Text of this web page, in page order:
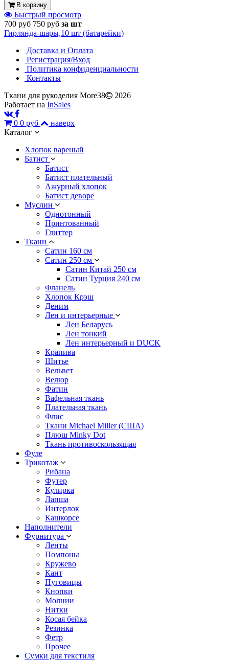
В корзину
Быстрый просмотр
700 руб 750 руб за шт
Гирлянда-шары,10 шт (батарейки)
Доставка и Оплата
Регистрация/Вход
Политика конфиденциальности
Контакты
Ткани для рукоделия More38
2026
Работает на InSales
0 0 руб
наверх
Каталог
Хлопок вареный
Батист
Батист
Батист плательный
Ажурный хлопок
Батист деворе
Муслин
Однотонный
Принтованный
Глиттер
Ткани
Сатин 160 см
Сатин 250 см
Сатин Китай 250 см
Сатин Турция 240 см
Фланель
Хлопок Крэш
Деним
Лен и интерьерные
Лен Беларусь
Лен тонкий
Лен интерьерный и DUCK
Крапива
Шитье
Вельвет
Велюр
Фатин
Вафельная ткань
Плательная ткань
Флис
Ткани Michael Miller (США)
Плюш Minky Dot
Ткань противоскользящая
Фуле
Трикотаж
Рибана
Футер
Кулирка
Лапша
Интерлок
Кашкорсе
Наполнители
Фурнитура
Ленты
Помпоны
Кружево
Кант
Пуговицы
Кнопки
Молнии
Нитки
Косая бейка
Резинка
Фетр
Прочее
Сумки для текстиля